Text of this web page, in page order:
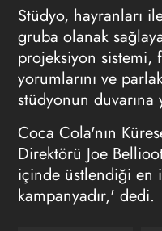
Stüdyo, hayranları
gruba olanak
projeksiyon sistemi,
yorumlarını ve
stüdyonun duvarına
Coca Cola'nın
Direktörü Joe
içinde üstlendiği en
kampanyadır,' dedi.